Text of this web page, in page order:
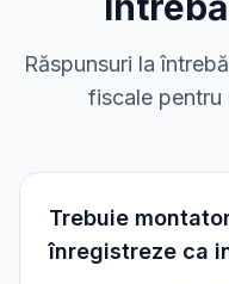
Răspunsuri la
fiscale pentru
Trebuie
înregistreze ca